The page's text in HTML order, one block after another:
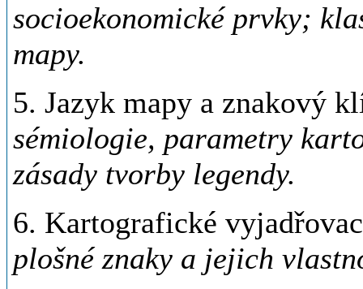
socioekonomické prvky;
mapy.
5. Jazyk mapy a znakový
sémiologie, parametry
zásady tvorby legendy.
6. Kartografické
plošné znaky a jejich